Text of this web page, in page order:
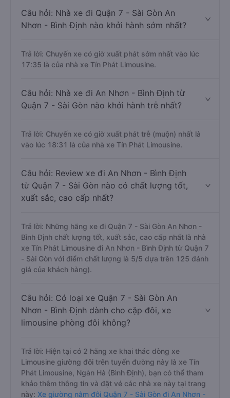
Câu hỏi: Nhà xe đi Quận 7 - Sài Gòn An
Nhơn - Bình Định nào khởi hành sớm nhất?
Trả lời: Chuyến xe có giờ xuất phát sớm nhất vào lúc
17:35 là của nhà xe Tín Phát Limousine.
Câu hỏi: Nhà xe đi An Nhơn - Bình Định từ
Quận 7 - Sài Gòn nào khởi hành trễ nhất?
Trả lời: Chuyến xe có giờ xuất phát trễ (muộn) nhất là
vào lúc 18:31 là của nhà xe Tín Phát Limousine.
Câu hỏi: Review xe đi An Nhơn - Bình Định
từ Quận 7 - Sài Gòn nào có chất lượng tốt,
xuất sắc, cao cấp nhất?
Trả lời: Những hãng xe đi Quận 7 - Sài Gòn An Nhơn -
Bình Định chất lượng tốt, xuất sắc, cao cấp nhất là nhà
xe Tín Phát Limousine đi An Nhơn - Bình Định từ Quận 7
- Sài Gòn với điểm chất lượng là 5/5 dựa trên 125 đánh
giá của khách hàng).
Câu hỏi: Có loại xe Quận 7 - Sài Gòn An
Nhơn - Bình Định dành cho cặp đôi, xe
limousine phòng đôi không?
Trả lời: Hiện tại có 2 hãng xe khai thác dòng xe
Limousine giường đôi trên tuyến đường này là xe Tín
Phát Limousine, Ngàn Hà (Bình Định), bạn có thể tham
khảo thêm thông tin và đặt vé các nhà xe này tại trang
này: Xe giường nằm đôi Quận 7 - Sài Gòn đi An Nhơn -